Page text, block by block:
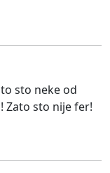
sto neke od
Zato sto nije fer!